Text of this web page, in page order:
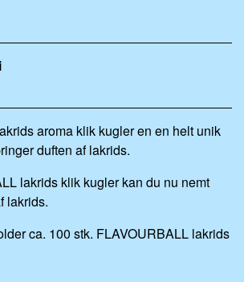
aroma klik kugler en en helt unik
duften af lakrids.
lakrids klik kugler kan du nu nemt
lakrids.
ca. 100 stk. FLAVOURBALL lakrids